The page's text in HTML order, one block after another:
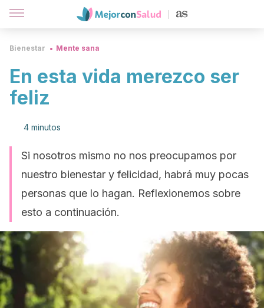
Bienestar Mente sana
En esta vida merezco ser
feliz
4 minutos
Si nosotros mismo no nos preocupamos por
nuestro bienestar y felicidad, habrá muy pocas
personas que lo hagan. Reflexionemos sobre
esto a continuación.